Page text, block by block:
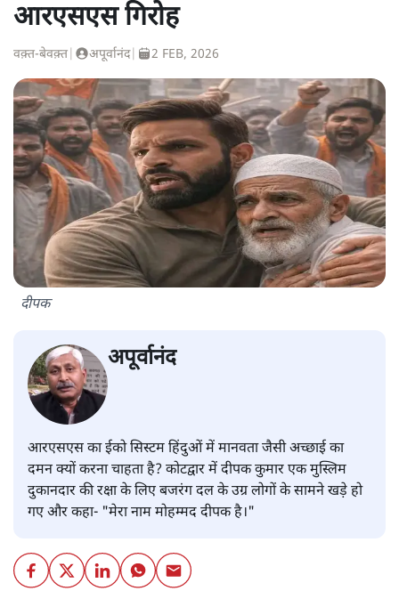
आरएसएस गिरोह
वक़्त-बेवक़्त अपूर्वानंद| 2 FEB, 2026
दीपक
अपूर्वानंद
आरएसएस का ईको सिस्टम हिंदुओं में मानवता जैसी अच्छाई का
दमन क्यों करना चाहता है? कोटद्वार में दीपक कुमार एक मुस्लिम
दुकानदार की रक्षा के लिए बजरंग दल के उग्र लोगों के सामने खड़े हो
गए और कहा- "मेरा नाम मोहम्मद दीपक है।"